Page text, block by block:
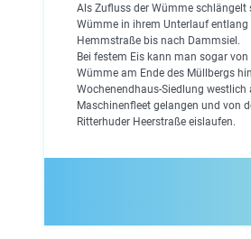
Als Zufluss der Wümme schlängelt
Wümme in ihrem Unterlauf entlang
Hemmstraße bis nach Dammsiel.
Bei festem Eis kann man sogar von
Wümme am Ende des Müllbergs
Wochenendhaus-Siedlung westlich
Maschinenfleet gelangen und von
Ritterhuder Heerstraße eislaufen.